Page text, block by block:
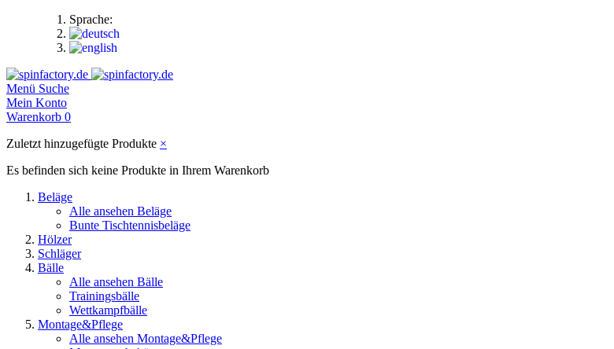
Sprache:
Menü Suche
Mein Konto
Warenkorb 0
Zuletzt hinzugefügte Produkte ×
Es befinden sich keine Produkte in Ihrem Warenkorb
Beläge
Alle ansehen Beläge
Bunte Tischtennisbeläge
Hölzer
Schläger
Bälle
Alle ansehen Bälle
Trainingsbälle
Wettkampfbälle
Montage&Pflege
Alle ansehen Montage&Pflege